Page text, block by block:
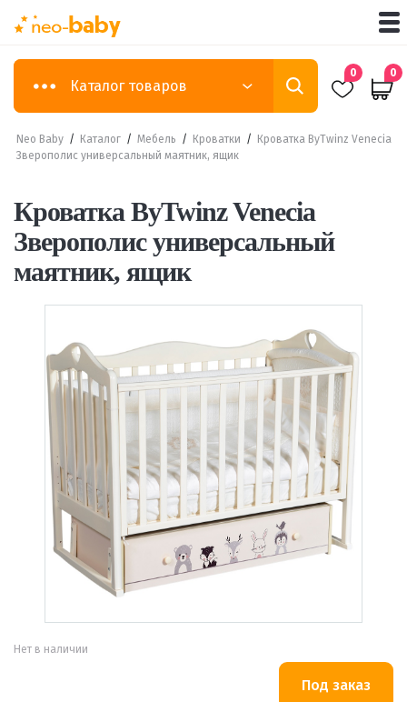
Каталог товаров
0 0
Neo Baby / Каталог / Мебель / Кроватки /
Кроватка ByTwinz Venecia
Зверополис универсальный маятник, ящик
Кроватка ByTwinz Venecia
Зверополис универсальный
маятник, ящик
Нет в наличии